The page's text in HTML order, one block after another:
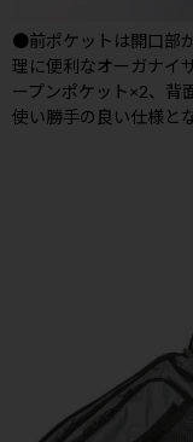
●前ポケットは開口部
理に便利なオーガナイ
ープンポケット×2、背
使い勝手の良い仕様と